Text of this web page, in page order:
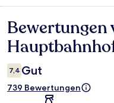
Bewertungen
Bewertungen
7,4 Gut
739 Bewertungen